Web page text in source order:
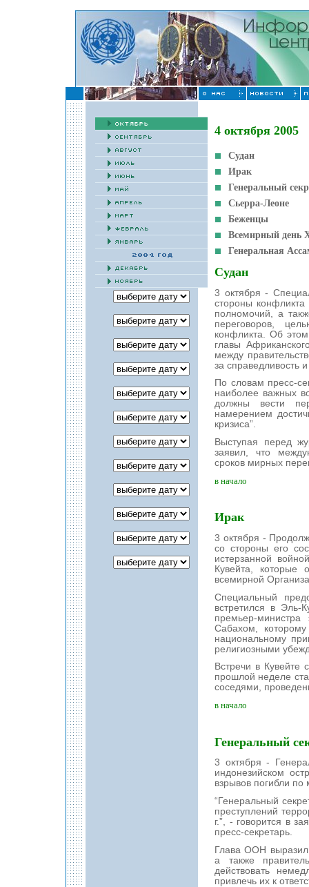
4 октября 2005
Судан
Ирак
Генеральный
Сьерра-Леоне
Беженцы
Всемирный день
Генеральная
Судан
3 октября -
стороны
полномочий, а
переговоров,
конфликта. Об
главы
между
за справедливость
По словам пресс-
наиболее важных
должны вести
намерением
кризиса”.
Выступая перед
заявил, что
сроков мирных
в начало
Ирак
3 октября -
со стороны его
истерзанной
Кувейта, которые
всемирной
Специальный
встретился в Эль-
премьер-
Сабахом,
национальному
религиозными
Встречи в Кувейте
прошлой неделе
соседями,
в начало
Генеральный
3 октября -
индонезийском
взрывов погибли
“Генеральный
преступлений
г.”, - говорится в
пресс-секретарь.
Глава ООН выразил
а также
действовать
привлечь их к